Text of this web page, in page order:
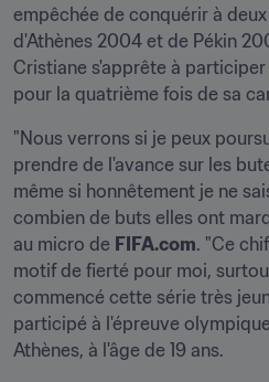
empêchée de conquérir à
d'Athènes 2004 et de Pékin
Cristiane s'apprête à
pour la quatrième fois de sa
"Nous verrons si je peux
prendre de l'avance sur les
même si honnêtement je ne
combien de buts elles ont
au micro de FIFA.com. "Ce
motif de fierté pour moi,
commencé cette série très
participé à l'épreuve
Athènes, à l'âge de 19 ans.